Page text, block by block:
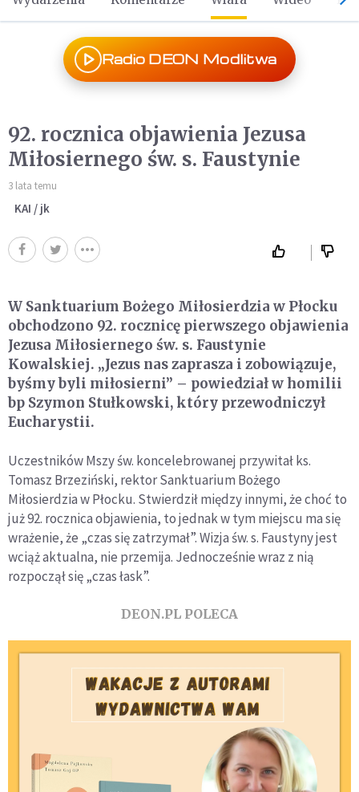
Radio DEON Modlitwa
92. rocznica objawienia Jezusa
Miłosiernego św. s. Faustynie
3 lata temu
KAI / jk
W Sanktuarium Bożego Miłosierdzia w Płocku
obchodzono 92. rocznicę pierwszego objawienia
Jezusa Miłosiernego św. s. Faustynie
Kowalskiej. „Jezus nas zaprasza i zobowiązuje,
byśmy byli miłosierni” – powiedział w homilii
bp Szymon Stułkowski, który przewodniczył
Eucharystii.
Uczestników Mszy św. koncelebrowanej przywitał ks.
Tomasz Brzeziński, rektor Sanktuarium Bożego
Miłosierdzia w Płocku. Stwierdził między innymi, że choć to
już 92. rocznica objawienia, to jednak w tym miejscu ma się
wrażenie, że „czas się zatrzymał”. Wizja św. s. Faustyny jest
wciąż aktualna, nie przemija. Jednocześnie wraz z nią
rozpoczął się „czas łask”.
DEON.PL POLECA